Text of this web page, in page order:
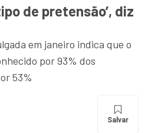
de pretensão’, diz
em janeiro indica que o
por 93% dos
53%
Salvar